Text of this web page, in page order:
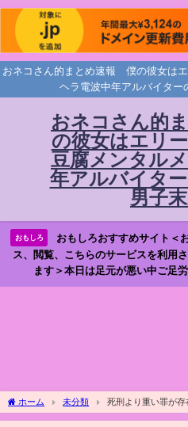
おネコさん的まとめ速報 僕の彼女は
ヘラ電波中年アルバイター
おネコさん的
の彼女はエリ
豆腐メンタル
年アルバイタ
男子
おもしろ
おもしろおすすめサイト＜
ス、閲覧、こちらのサービスを利用
ます＞本日は足元が悪い中ご足
ホーム 未分類
死刑より重い罪が
毎日を過ごす囚人にまつわる洒落にならない